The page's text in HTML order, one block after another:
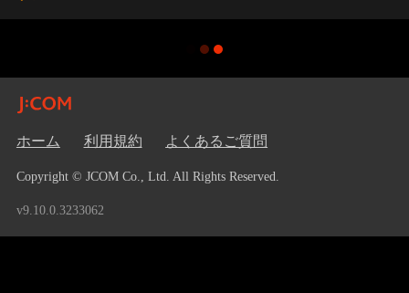
ホーム 利用規約 よくあるご質問
Copyright © JCOM Co., Ltd. All Rights Reserved.
v9.10.0.3233062